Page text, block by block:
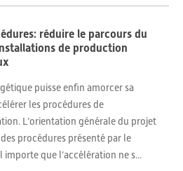
réduire le parcours du
de production
puisse enfin amorcer sa
les procédures de
L’orientation générale du projet
procédures présenté par le
importe que l’accélération ne s...